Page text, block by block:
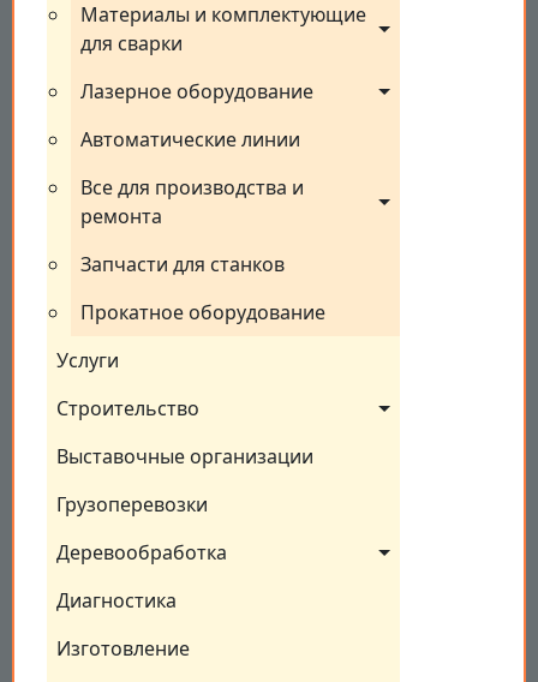
Материалы и комплектующие
для сварки
Лазерное оборудование
Автоматические линии
Все для производства и
ремонта
Запчасти для станков
Прокатное оборудование
Услуги
Строительство
Выставочные организации
Грузоперевозки
Деревообработка
Диагностика
Изготовление